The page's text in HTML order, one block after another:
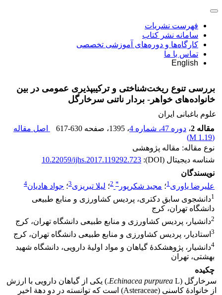
فهرست نشریات
سامانه نشر کتاب
کارگاه‌ها و دوره‌های آموزشی تخصصی
تماس با ما
English
بررسی تنوع ریخت‌شناختی و ترکیب‎پذیری عمومی در بین
خانواده‌های خواهر- بردار ناتنی سرخارگل
علوم باغبانی ایران
مقاله 2
، دوره 47، شماره 4 ، 1395 ، صفحه 617-630
اصل مقاله
(
1.19 M
)
نوع مقاله: مقاله پژوهشی
شناسه دیجیتال (DOI):
10.22059/ijhs.2017.119292.723
نویسندگان
علیرضا یاوری1؛ مجید شکرپور *
2؛ لیلا تبریزی3؛ جواد هادیان4
1دانشجوی سابق دکتری، پردیس کشاورزی و منابع طبیعی
دانشگاه تهران، کرج
2دانشیار، پردیس کشاورزی و منابع طبیعی دانشگاه تهران، کرج
3 استادیار، پردیس کشاورزی و منابع طبیعی دانشگاه تهران، کرج
4دانشیار، پژوهشکدۀ گیاهان و مواد اولیۀ دارویی، دانشگاه شهید
بهشتی، تهران
چکیده
سرخارگل (
Echinacea purpurea
L.) یکی از گیاهان دارویی با ارزش
از خانوادۀ کاسنی (Asteraceae) است که توانسته در دو دهة اخیر